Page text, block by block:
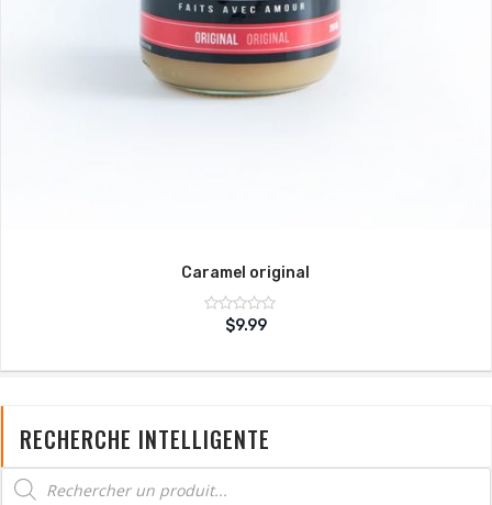
Caramel original
Note
sur
$9.99
RECHERCHE INTELLIGENTE